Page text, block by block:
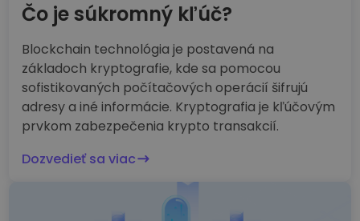
Čo je súkromný kľúč?
Blockchain technológia je postavená na
základoch kryptografie, kde sa pomocou
sofistikovaných počítačových operácií šifrujú
adresy a iné informácie. Kryptografia je kľúčovým
prvkom zabezpečenia krypto transakcií.
Dozvedieť sa viac